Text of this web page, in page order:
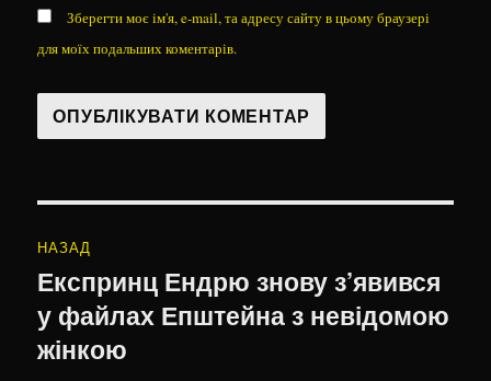
Зберегти моє ім'я, e-mail, та адресу сайту в цьому браузері
для моїх подальших коментарів.
записів
НАЗАД
Попередній
запис:
Експринц Ендрю знову з’явився
у файлах Епштейна з невідомою
жінкою